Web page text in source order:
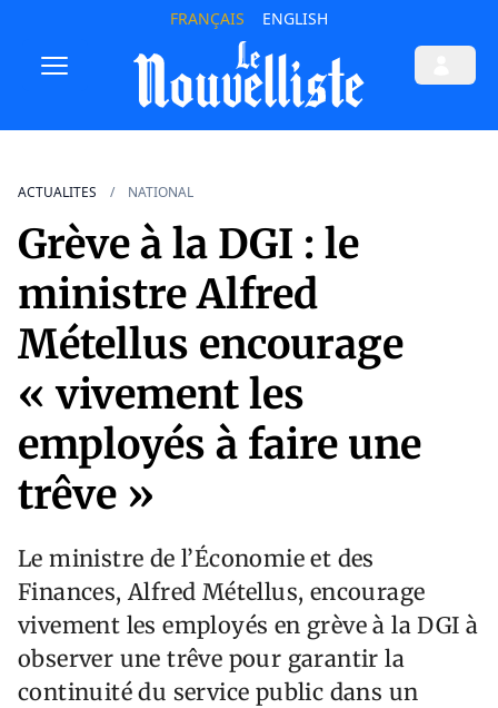
FRANÇAIS ENGLISH
ACTUALITES NATIONAL
Grève à la DGI : le
ministre Alfred
Métellus encourage
« vivement les
employés à faire une
trêve »
Le ministre de l’Économie et des
Finances, Alfred Métellus, encourage
vivement les employés en grève à la DGI à
observer une trêve pour garantir la
continuité du service public dans un